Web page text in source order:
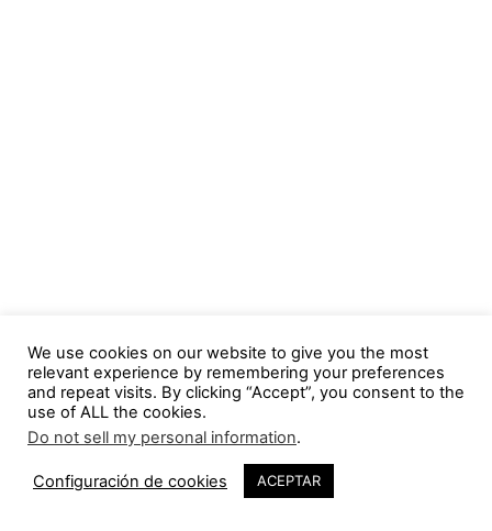
We use cookies on our website to give you the most
relevant experience by remembering your preferences
and repeat visits. By clicking “Accept”, you consent to the
use of ALL the cookies.
Do not sell my personal information.
Configuración de cookies ACEPTAR